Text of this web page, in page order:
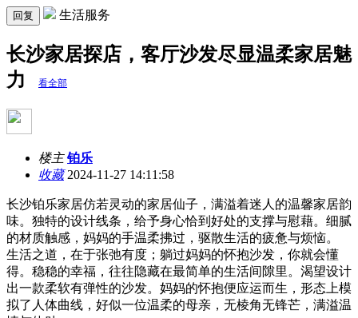
回复 生活服务
长沙家居探店，客厅沙发尽显温柔家居魅
力
看全部
楼主 铂乐
收藏2024-11-27 14:11:58
长沙铂乐家居仿若灵动的家居仙子，满溢着迷人的温馨家居韵
味。独特的设计线条，给予身心恰到好处的支撑与慰藉。细腻
的材质触感，妈妈的手温柔拂过，驱散生活的疲惫与烦恼。
生活之道，在于张弛有度；躺过妈妈的怀抱沙发，你就会懂
得。稳稳的幸福，往往隐藏在最简单的生活间隙里。渴望设计
出一款柔软有弹性的沙发。妈妈的怀抱便应运而生，形态上模
拟了人体曲线，好似一位温柔的母亲，无棱角无锋芒，满溢温